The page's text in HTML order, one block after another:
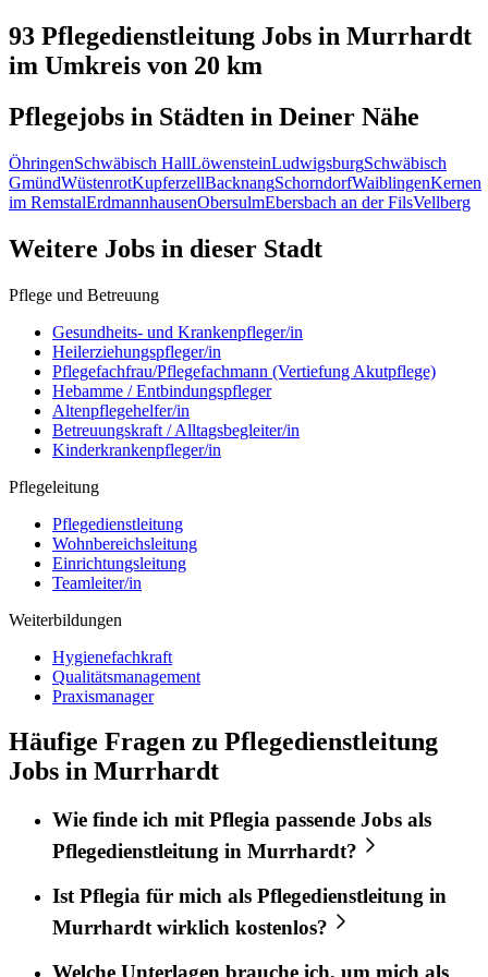
93 Pflegedienstleitung Jobs in Murrhardt
im Umkreis von 20 km
Pflegejobs in Städten in Deiner Nähe
ÖhringenSchwäbisch HallLöwensteinLudwigsburgSchwäbisch
GmündWüstenrotKupferzellBacknangSchorndorfWaiblingenKernen
im RemstalErdmannhausenObersulmEbersbach an der FilsVellberg
Weitere Jobs in dieser Stadt
Pflege und Betreuung
Gesundheits- und Krankenpfleger/in
Heilerziehungspfleger/in
Pflegefachfrau/Pflegefachmann (Vertiefung Akutpflege)
Hebamme / Entbindungspfleger
Altenpflegehelfer/in
Betreuungskraft / Alltagsbegleiter/in
Kinderkrankenpfleger/in
Pflegeleitung
Pflegedienstleitung
Wohnbereichsleitung
Einrichtungsleitung
Teamleiter/in
Weiterbildungen
Hygienefachkraft
Qualitätsmanagement
Praxismanager
Häufige Fragen zu Pflegedienstleitung
Jobs in Murrhardt
Wie finde ich mitPflegia passende Jobs als
Pflegedienstleitung in Murrhardt?
Ist Pflegia für mich als Pflegedienstleitung in
Murrhardt wirklich kostenlos?
Welche Unterlagen brauche ich, um mich als